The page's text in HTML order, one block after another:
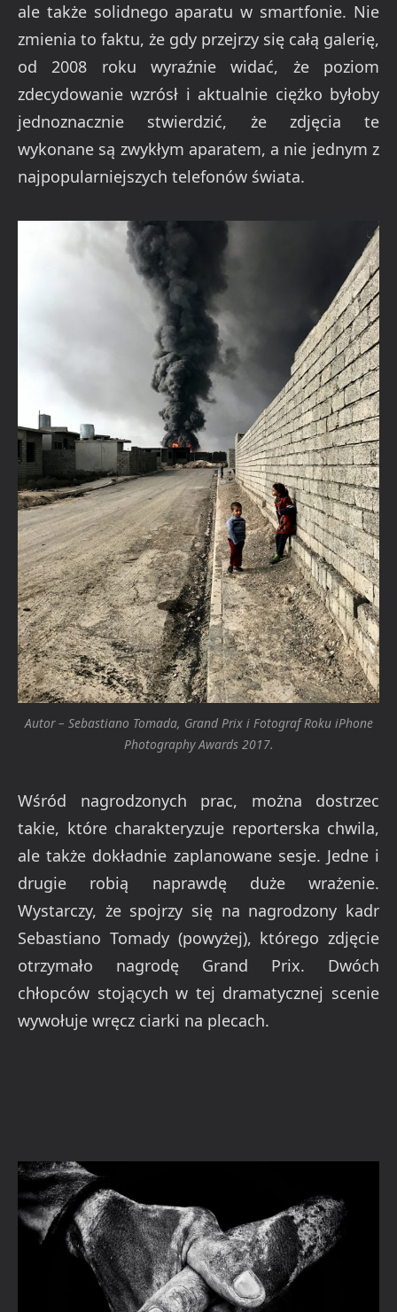
ale także solidnego aparatu w smartfonie. Nie
zmienia to faktu, że gdy przejrzy się całą galerię,
od 2008 roku wyraźnie widać, że poziom
zdecydowanie wzrósł i aktualnie ciężko byłoby
jednoznacznie stwierdzić, że zdjęcia te
wykonane są zwykłym aparatem, a nie jednym z
najpopularniejszych telefonów świata.
Autor – Sebastiano Tomada, Grand Prix i Fotograf Roku iPhone
Photography Awards 2017.
Wśród nagrodzonych prac, można dostrzec
takie, które charakteryzuje reporterska chwila,
ale także dokładnie zaplanowane sesje. Jedne i
drugie robią naprawdę duże wrażenie.
Wystarczy, że spojrzy się na nagrodzony kadr
Sebastiano Tomady (powyżej), którego zdjęcie
otrzymało nagrodę Grand Prix. Dwóch
chłopców stojących w tej dramatycznej scenie
wywołuje wręcz ciarki na plecach.